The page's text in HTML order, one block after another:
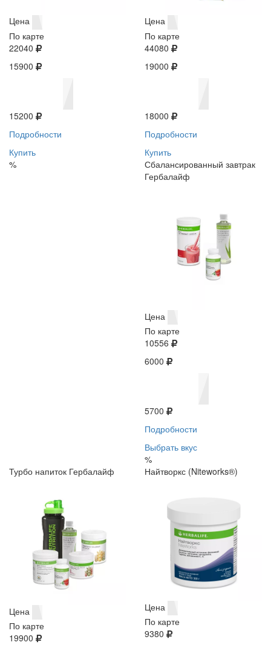
Цена
По карте
22040
15900
15200
Подробности
Купить
%
Цена
По карте
44080
19000
18000
Подробности
Купить
Сбалансированный завтрак
Гербалайф
Цена
По карте
10556
6000
5700
Подробности
Выбрать вкус
%
Турбо напиток Гербалайф
Цена
По карте
19900
Найтворкс (Niteworks®)
Цена
По карте
9380